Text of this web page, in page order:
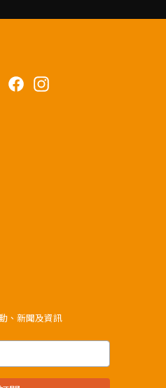
FacebookInstagram
、新聞及資訊